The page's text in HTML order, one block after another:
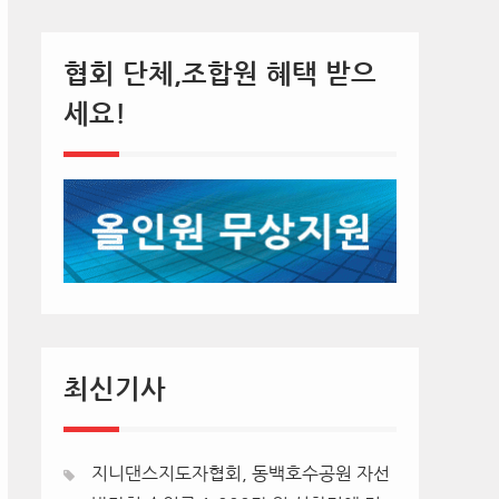
협회 단체,조합원 혜택 받으
세요!
최신기사
지니댄스지도자협회, 동백호수공원 자선